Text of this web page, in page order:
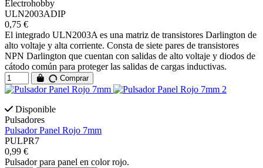
Electrohobby
ULN2003ADIP
0,75 €
El integrado ULN2003A es una matriz de transistores Darlington de
alto voltaje y alta corriente. Consta de siete pares de transistores
NPN Darlington que cuentan con salidas de alto voltaje y diodos de
cátodo común para proteger las salidas de cargas inductivas.
Comprar
Disponible
Pulsadores
Pulsador Panel Rojo 7mm
PULPR7
0,99 €
Pulsador para panel en color rojo.